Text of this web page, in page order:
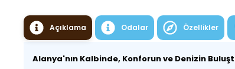
Açıklama Odalar Özellikler
Alanya'nın Kalbinde, Konforun ve Denizin